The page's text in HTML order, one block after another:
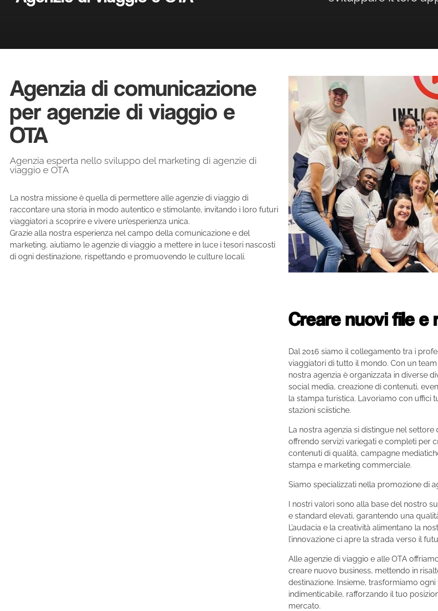
Agenzia di comunicazione
per agenzie di viaggio e
OTA
Agenzia esperta nello sviluppo del marketing di agenzie di
viaggio e OTA
La nostra missione è quella di permettere alle agenzie di viaggio di
raccontare una storia in modo autentico e stimolante, invitando i loro futuri
viaggiatori a scoprire e vivere un’esperienza unica.
Grazie alla nostra esperienza nel campo della comunicazione e del
marketing, aiutiamo le agenzie di viaggio a mettere in luce i tesori nascosti
di ogni destinazione, rispettando e promuovendo le culture locali.
Creare nuovi file e
Dal 2016 siamo il collegamento tra i
viaggiatori di tutto il mondo. Con un
nostra agenzia è organizzata in diverse
social media, creazione di contenuti,
la stampa turistica. Lavoriamo con uffici
stazioni sciistiche.
La nostra agenzia si distingue nel
offrendo servizi variegati e completi per
contenuti di qualità, campagne
stampa e marketing commerciale.
Siamo specializzati nella promozione di
I nostri valori sono alla base del nostro
e standard elevati, garantendo una
L’audacia e la creatività alimentano la
l’innovazione ci apre la strada verso il
Alle agenzie di viaggio e alle OTA
creare nuovo business, mettendo in
destinazione. Insieme, trasformiamo ogni
indimenticabile, rafforzando il tuo
mercato.